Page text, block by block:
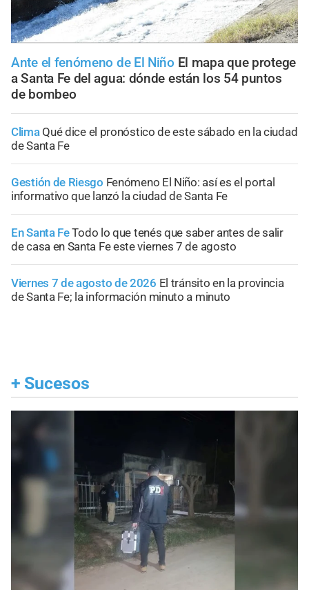
Ante el fenómeno de El Niño El mapa que protege
a Santa Fe del agua: dónde están los 54 puntos
de bombeo
Clima Qué dice el pronóstico de este sábado en la ciudad
de Santa Fe
Gestión de Riesgo Fenómeno El Niño: así es el portal
informativo que lanzó la ciudad de Santa Fe
En Santa FeTodo lo que tenés que saber antes de salir
de casa en Santa Fe este viernes 7 de agosto
Viernes 7 de agosto de 2026 El tránsito en la provincia
de Santa Fe; la información minuto a minuto
+ Sucesos